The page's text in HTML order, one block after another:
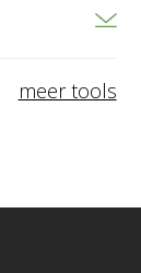
meer tools